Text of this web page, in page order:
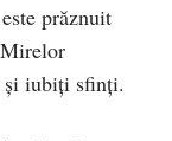
prăznuit
iubiți sfinți.